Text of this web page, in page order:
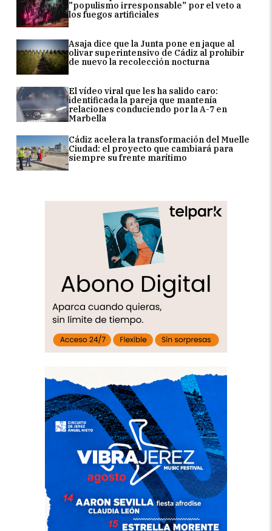
"populismo irresponsable" por el veto a
los fuegos artificiales
Asaja dice que la Junta pone en jaque al
olivar superintensivo de Cádiz al prohibir
de nuevo la recolección nocturna
El vídeo viral que les ha salido caro:
identificada la pareja que mantenía
relaciones conduciendo por la A-7 en
Marbella
Cádiz acelera la transformación del Muelle
Ciudad: el proyecto que cambiará para
siempre su frente marítimo